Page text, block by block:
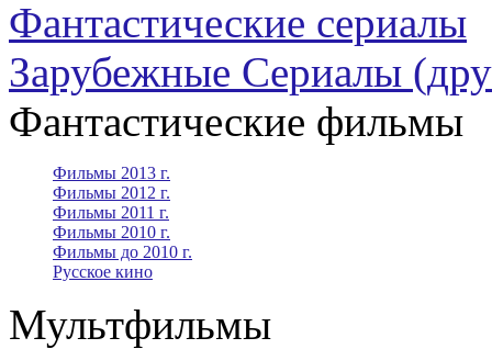
Фантастические сериалы
Зарубежные Сериалы
Фантастические фильмы
Фильмы 2013 г.
Фильмы 2012 г.
Фильмы 2011 г.
Фильмы 2010 г.
Фильмы до 2010 г.
Русское кино
Мультфильмы